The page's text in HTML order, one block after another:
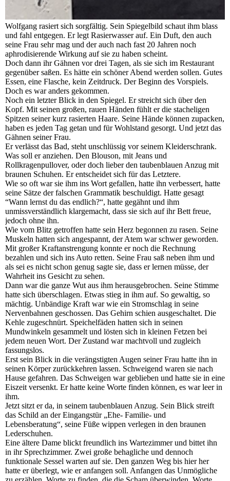
Wolfgang rasiert sich sorgfältig. Sein Spiegelbild schaut ihm blass
und fahl entgegen. Er legt Rasierwasser auf. Ein Duft, den auch
seine Frau sehr mag und der auch nach fast 20 Jahren noch
aphrodisierende Wirkung auf sie zu haben scheint.
Doch dann ihr Gähnen vor drei Tagen, als sie sich im Restaurant
gegenüber saßen. Es hätte ein schöner Abend werden sollen. Gutes
Essen, eine Flasche, kein Zeitdruck. Der Beginn des Vorspiels.
Doch es war anders gekommen.
Noch ein letzter Blick in den Spiegel. Er streicht sich über den
Kopf. Mit seinen großen, rauen Händen fühlt er die stacheligen
Spitzen seiner kurz rasierten Haare. Seine Hände können zupacken,
haben es jeden Tag getan und für Wohlstand gesorgt. Und jetzt das
Gähnen seiner Frau.
Er verlässt das Bad, steht unschlüssig vor seinem Kleiderschrank.
Was soll er anziehen. Den Blouson, mit Jeans und
Rollkragenpullover, oder doch lieber den taubenblauen Anzug mit
braunen Schuhen. Er entscheidet sich für das Letztere.
Wie so oft war sie ihm ins Wort gefallen, hatte ihn verbessert, hatte
seine Sätze der falschen Grammatik beschuldigt. Hatte gesagt
“Wann lernst du das endlich?“, hatte gegähnt und ihm
unmissverständlich klargemacht, dass sie sich auf ihr Bett freue,
jedoch ohne ihn.
Wie vom Blitz getroffen hatte sein Herz begonnen zu rasen. Seine
Muskeln hatten sich angespannt, der Atem war schwer geworden.
Mit großer Kraftanstrengung konnte er noch die Rechnung
bezahlen und sich ins Auto retten. Seine Frau saß neben ihm und
als sei es nicht schon genug sagte sie, dass er lernen müsse, der
Wahrheit ins Gesicht zu sehen.
Dann war die ganze Wut aus ihm herausgebrochen. Seine Stimme
hatte sich überschlagen. Etwas stieg in ihm auf. So gewaltig, so
mächtig. Unbändige Kraft war wie ein Stromschlag in seine
Nervenbahnen geschossen. Das Gehirn schien ausgeschaltet. Die
Kehle zugeschnürt. Speichelfäden hatten sich in seinen
Mundwinkeln gesammelt und lösten sich in kleinen Fetzen bei
jedem neuen Wort. Der Zustand war machtvoll und zugleich
fassungslos.
Erst sein Blick in die verängstigten Augen seiner Frau hatte ihn in
seinen Körper zurückkehren lassen. Schweigend waren sie nach
Hause gefahren. Das Schweigen war geblieben und hatte sie in eine
Eiszeit versenkt. Er hatte keine Worte finden können, es war leer in
ihm.
Jetzt sitzt er da, in seinem taubenblauen Anzug. Sein Blick streift
das Schild an der Eingangstür „Ehe- Familie- und
Lebensberatung“, seine Füße wippen verlegen in den braunen
Lederschuhen.
Eine ältere Dame blickt freundlich ins Wartezimmer und bittet ihn
in ihr Sprechzimmer. Zwei große behagliche und dennoch
funktionale Sessel warten auf sie. Den ganzen Weg bis hier her
hatte er überlegt, wie er anfangen soll. Anfangen das Unmögliche